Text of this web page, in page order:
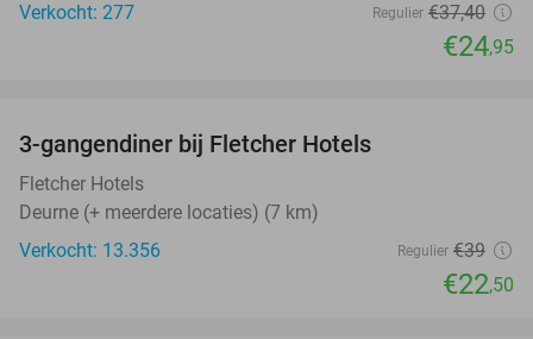
Verkocht: 277
Regulier €37,40
€24,95
3-gangendiner bij Fletcher Hotels
Fletcher Hotels
Deurne (+ meerdere locaties) (7 km)
Verkocht: 13.356
Regulier €39
€22,50